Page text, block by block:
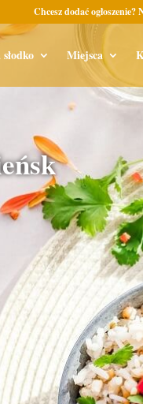
Chcesz dodać
Miejsca